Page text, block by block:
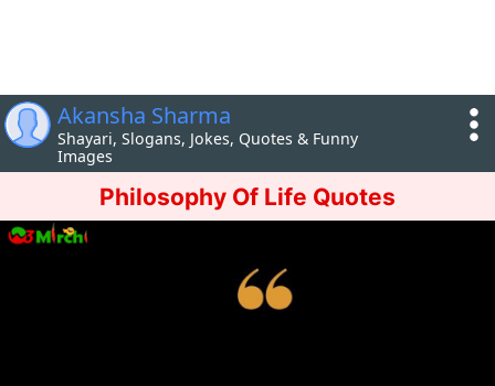
Akansha Sharma
Shayari, Slogans, Jokes, Quotes & Funny
Images
Philosophy Of Life Quotes